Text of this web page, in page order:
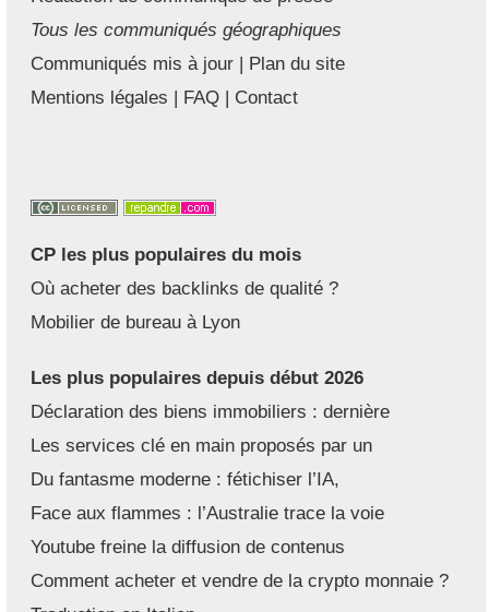
Tous les communiqués géographiques
Communiqués mis à jour | Plan du site
Mentions légales | FAQ | Contact
CP les plus populaires du mois
Où acheter des backlinks de qualité ?
Mobilier de bureau à Lyon
Les plus populaires depuis début 2026
Déclaration des biens immobiliers : dernière
Les services clé en main proposés par un
Du fantasme moderne : fétichiser l’IA,
Face aux flammes : l’Australie trace la voie
Youtube freine la diffusion de contenus
Comment acheter et vendre de la crypto monnaie ?